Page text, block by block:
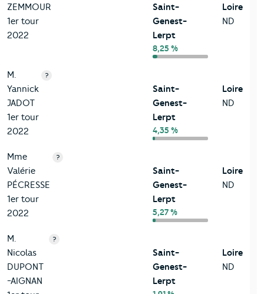
ZEMMOUR
1er tour
2022
Saint-
Genest-
Lerpt
8,25 %
Loire
ND
M.
Yannick
JADOT
1er tour
2022
?
Saint-
Genest-
Lerpt
4,35 %
Loire
ND
Mme
Valérie
PÉCRESSE
1er tour
2022
?
Saint-
Genest-
Lerpt
5,27 %
Loire
ND
M.
Nicolas
DUPONT
-AIGNAN
?
Saint-
Genest-
Lerpt
Loire
ND